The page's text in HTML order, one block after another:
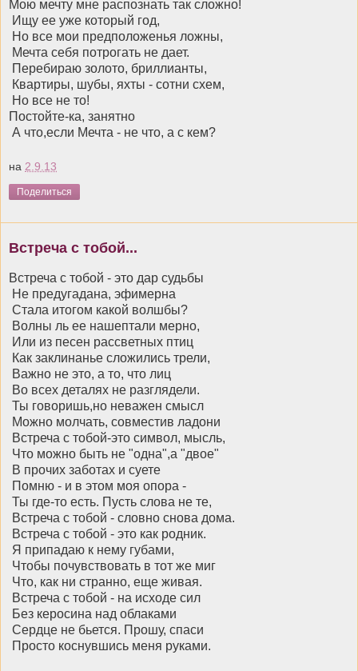
Мою мечту мне распознать так сложно!
Ищу ее уже который год,
Но все мои предположенья ложны,
Мечта себя потрогать не дает.
Перебираю золото, бриллианты,
Квартиры, шубы, яхты - сотни схем,
Но все не то!
Постойте-ка, занятно
А что,если Мечта - не что, а с кем?
на 2.9.13
Поделиться
Встреча с тобой...
Встреча с тобой - это дар судьбы
Не предугадана, эфимерна
Стала итогом какой волшбы?
Волны ль ее нашептали мерно,
Или из песен рассветных птиц
Как заклинанье сложились трели,
Важно не это, а то, что лиц
Во всех деталях не разглядели.
Ты говоришь,но неважен смысл
Можно молчать, совместив ладони
Встреча с тобой-это символ, мысль,
Что можно быть не "одна",а "двое"
В прочих заботах и суете
Помню - и в этом моя опора -
Ты где-то есть. Пусть слова не те,
Встреча с тобой - словно снова дома.
Встреча с тобой - это как родник.
Я припадаю к нему губами,
Чтобы почувствовать в тот же миг
Что, как ни странно, еще живая.
Встреча с тобой - на исходе сил
Без керосина над облаками
Сердце не бьется. Прошу, спаси
Просто коснувшись меня руками.